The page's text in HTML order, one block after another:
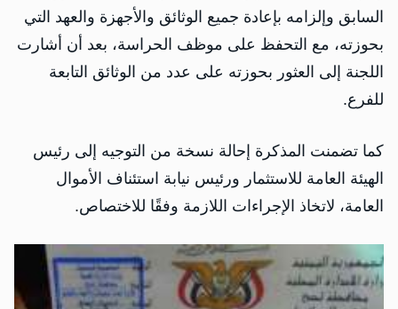
السابق وإلزامه بإعادة جميع الوثائق والأجهزة والعهد التي
بحوزته، مع التحفظ على موظف الحراسة، بعد أن أشارت
اللجنة إلى العثور بحوزته على عدد من الوثائق التابعة
للفرع.
كما تضمنت المذكرة إحالة نسخة من التوجيه إلى رئيس
الهيئة العامة للاستثمار ورئيس نيابة استئناف الأموال
العامة، لاتخاذ الإجراءات اللازمة وفقًا للاختصاص.